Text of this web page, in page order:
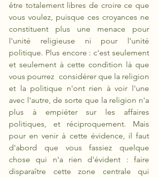
être totalement libres de croire ce que
vous voulez, puisque ces croyances ne
constituent plus une menace pour
l'unité religieuse ni pour l'unité
politique. Plus encore : c'est seulement
et seulement à cette condition là que
vous pourrez  considérer que la religion
et la politique n'ont rien à voir l'une
avec l'autre, de sorte que la religion n'a
plus à empiéter sur les affaires
politiques, et réciproquement. Mais
pour en venir à cette évidence, il faut
d'abord que vous fassiez quelque
chose qui n'a rien d'évident : faire
disparaître cette zone centrale qui